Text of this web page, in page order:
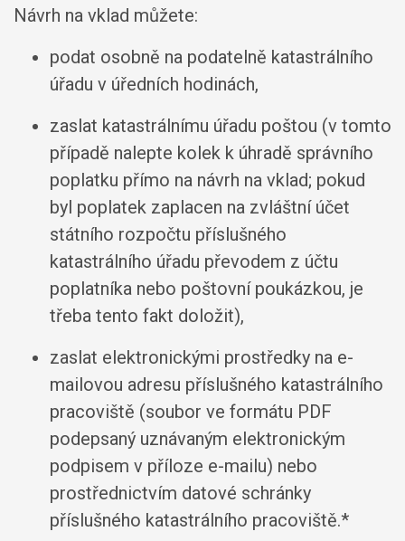
Návrh na vklad můžete:
podat osobně na podatelně katastrálního
úřadu v úředních hodinách,
zaslat katastrálnímu úřadu poštou (v tomto
případě nalepte kolek k úhradě správního
poplatku přímo na návrh na vklad; pokud
byl poplatek zaplacen na zvláštní účet
státního rozpočtu příslušného
katastrálního úřadu převodem z účtu
poplatníka nebo poštovní poukázkou, je
třeba tento fakt doložit),
zaslat elektronickými prostředky na e-
mailovou adresu příslušného katastrálního
pracoviště (soubor ve formátu PDF
podepsaný uznávaným elektronickým
podpisem v příloze e-mailu) nebo
prostřednictvím datové schránky
příslušného katastrálního pracoviště.*